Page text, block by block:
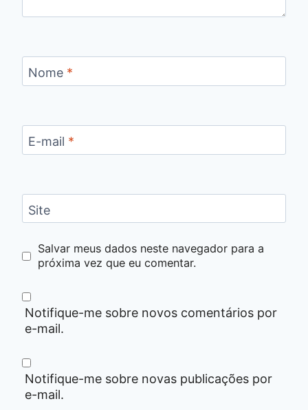
Nome *
E-mail *
Site
Salvar meus dados neste navegador para a
próxima vez que eu comentar.
Notifique-me sobre novos comentários por
e-mail.
Notifique-me sobre novas publicações por
e-mail.